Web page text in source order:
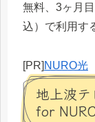
無料、3ヶ月
込）で利用す
[PR] NURO光
地上波
for